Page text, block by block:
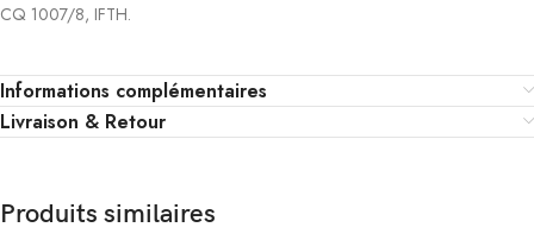
CQ 1007/8, IFTH.
Informations complémentaires
Livraison & Retour
Produits similaires